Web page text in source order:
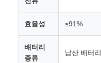
효율성 ≥91%
배터리
종류
납산 배터리